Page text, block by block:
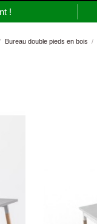
!
Bureau double pieds en bois